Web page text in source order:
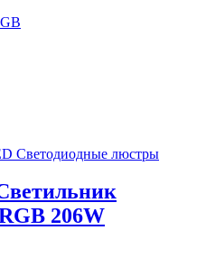
Светодиодные люстры
206W